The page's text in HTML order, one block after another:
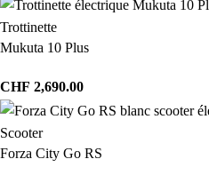
Trottinette
Mukuta 10 Plus
CHF 2,690.00
Scooter
Forza City Go RS